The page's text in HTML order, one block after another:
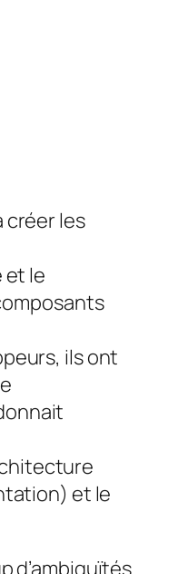
créer les
et le
ils ont
et le
d’ambiguïtés